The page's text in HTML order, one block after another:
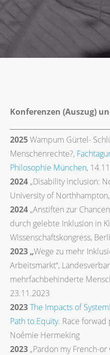
Konferenzen (Auszug)
2025Wampum Gürtel-
Menschenrechte?,
Philosophie München,
2024 „Disability inclusion:
University of
2024 „Anstiften zur
durch gelebte Inklusion in
Wissenschaftskongress,
2023 „Wege zu mehr
Arbeitsmarkt“,
mehrfachbehinderte
23.11.2023
2023The Impacts of
Path to Equity. Race forwad
Noémie Hermeking
2023 „Pardon my French-